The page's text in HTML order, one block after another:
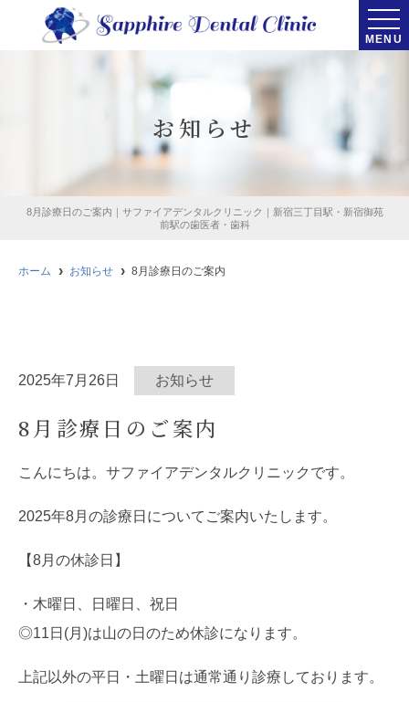
MENU
お知らせ
8月診療日のご案内｜サファイアデンタルクリニック｜新宿三丁目駅・新宿御苑
前駅の歯医者・歯科
ホーム お知らせ 8月診療日のご案内
2025年7月26日 お知らせ
8月診療日のご案内
こんにちは。サファイアデンタルクリニックです。
2025年8月の診療日についてご案内いたします。
【8月の休診日】
・木曜日、日曜日、祝日
◎11日(月)は山の日のため休診になります。
上記以外の平日・土曜日は通常通り診療しております。